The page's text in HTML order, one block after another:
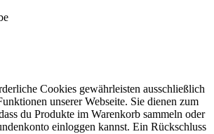
Cookies gewährleisten ausschließlich
unserer Webseite. Sie dienen zum
du Produkte im Warenkorb sammeln oder
einloggen kannst. Ein Rückschluss